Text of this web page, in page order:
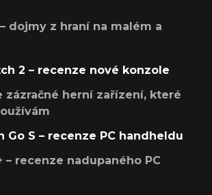
dojmy z hraní na malém a
2 – recenze nové konzole
zázračné herní zařízení, které
Go S – recenze PC handheldu
– recenze nadupaného PC